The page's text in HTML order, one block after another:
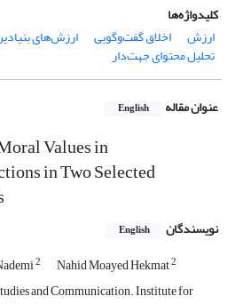
کلیدواژه‌ها
ارزش
اخلاق گفت‌وگویی ارزش‌های
تحلیل محتوای جهت‌دار
عنوان مقاله English
Values in
in Two Selected
نویسندگان English
2 Nahid Moayed Hekmat2
and Communication. Institute for